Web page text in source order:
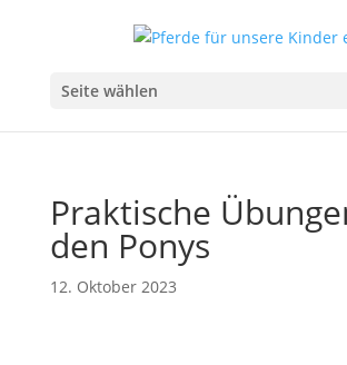
Seite wählen
Praktische
den Ponys
12. Oktober 2023